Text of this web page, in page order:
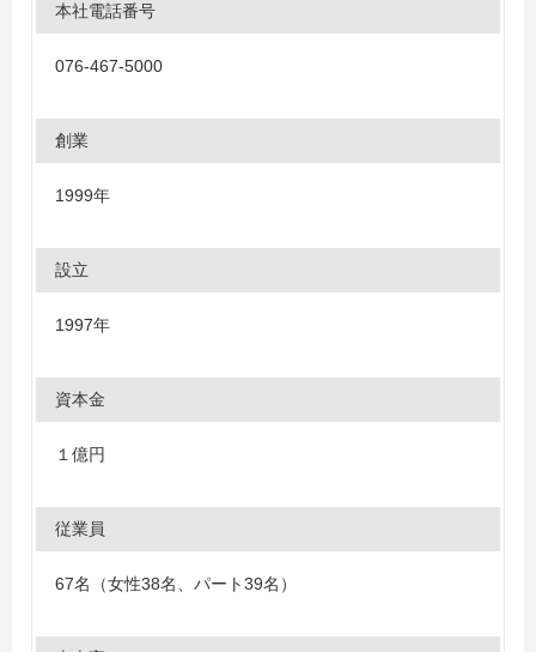
本社電話番号
076-467-5000
創業
1999年
設立
1997年
資本金
１億円
従業員
67名（女性38名、パート39名）